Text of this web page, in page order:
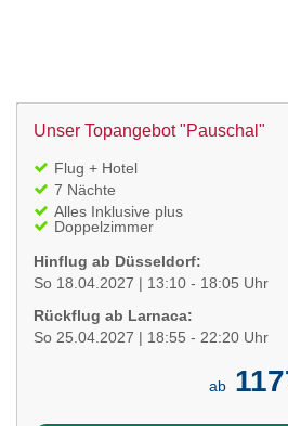
Unser Topangebot "Pauschal"
Flug + Hotel
7 Nächte
Alles Inklusive plus
Doppelzimmer
Hinflug ab Düsseldorf:
So 18.04.2027 | 13:10 - 18:05 Uhr
Rückflug ab Larnaca:
So 25.04.2027 | 18:55 - 22:20 Uhr
ab